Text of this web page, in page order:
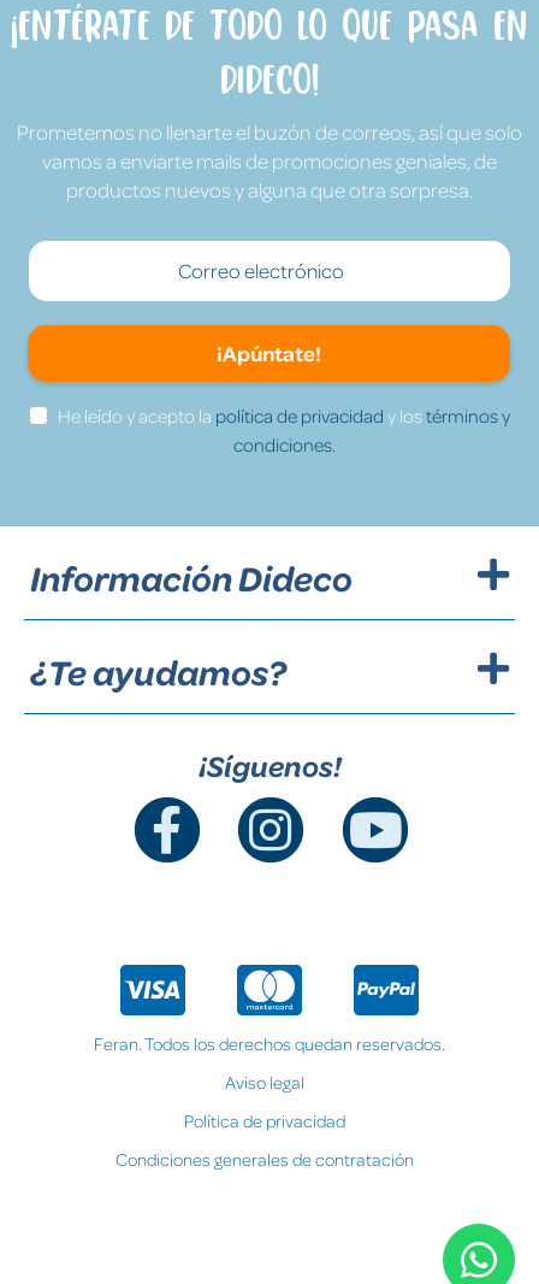
¡Entérate de todo lo que pasa en
Dideco!
Prometemos no llenarte el buzón de correos, así que solo
vamos a enviarte mails de promociones geniales, de
productos nuevos y alguna que otra sorpresa.
¡Apúntate!
He leído y acepto la política de privacidad y lostérminos y
condiciones.
Información Dideco
¿Te ayudamos?
¡Síguenos!
Feran. Todos los derechos quedan reservados.
Aviso legal
Política de privacidad
Condiciones generales de contratación